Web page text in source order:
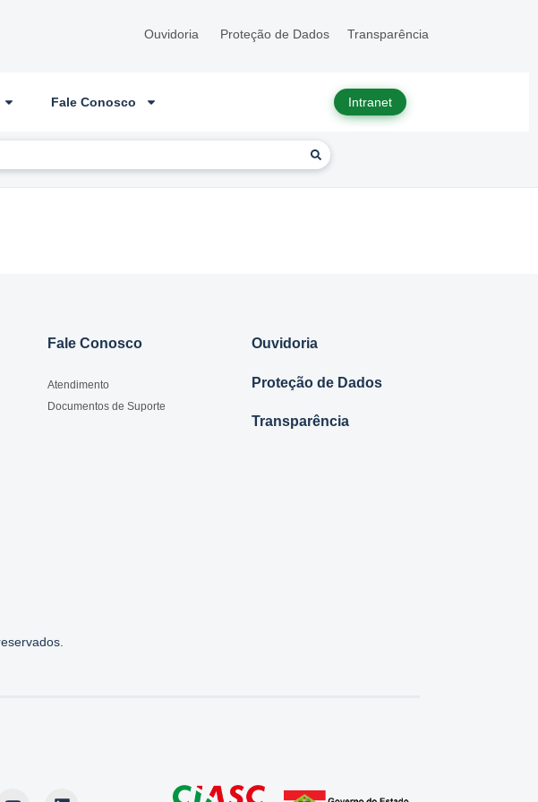
Ouvidoria Proteção de Dados Transparência
Fale Conosco Intranet
Fale Conosco
Atendimento
Documentos de Suporte
Ouvidoria
Proteção de Dados
Transparência